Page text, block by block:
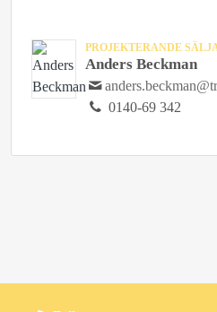
PROJEKTERANDE
Anders Beckman
0140-69 342